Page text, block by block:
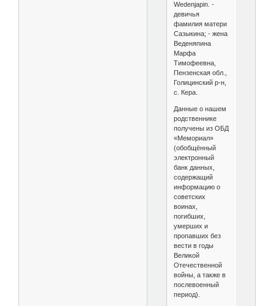
Wedenjapin. -
девичья
фамилия матери
Сазыкина; - жена
Веденяпина
Марфа
Тимофеевна,
Пензенская обл.,
Голицинский р-н,
с. Кера.
Данные о нашем
родственнике
получены из ОБД
«Мемориал»
(обобщённый
электронный
банк данных,
содержащий
информацию о
советских
воинах,
погибших,
умерших и
пропавших без
вести в годы
Великой
Отечественной
войны, а также в
послевоенный
период).